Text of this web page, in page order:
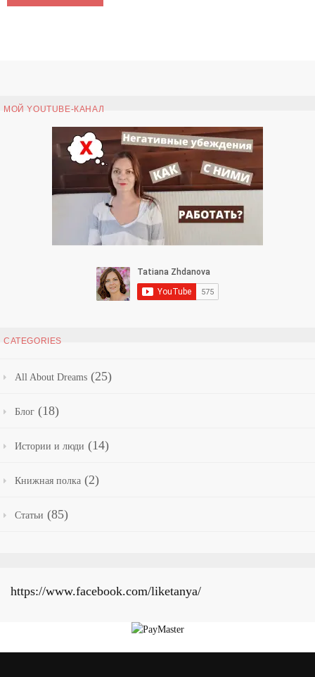
МОЙ YOUTUBE-КАНАЛ
CATEGORIES
All About Dreams (25)
Блог (18)
Истории и люди (14)
Книжная полка (2)
Статьи (85)
https://www.facebook.com/liketanya/